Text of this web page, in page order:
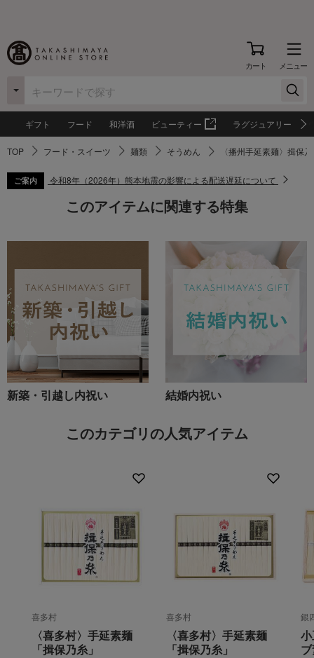
カート メニュー
ギフト フード 和洋酒 ビューティー ラグジュアリー
TOP フード・スイーツ 麺類 そうめん 〈播州手延素麺〉揖
ご案内 令和8年（2026年）熊本地震の影響による配送遅延について
このアイテムに関連する特集
新築・引越し内祝い 結婚内祝い
このカテゴリの人気アイテム
喜多村
〈喜多村〉手延素麺
「揖保乃糸」
喜多村
〈喜多村〉手延素麺
「揖保乃糸」
銀